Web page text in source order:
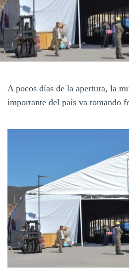
A pocos días de la apertura, la
importante del país va tomando